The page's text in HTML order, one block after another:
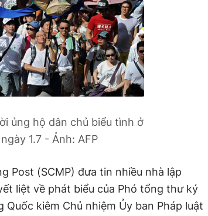
ủng hộ dân chủ biểu tình ở
1.7 - Ảnh: AFP
Post (SCMP) đưa tin nhiều nhà lập
liệt về phát biểu của Phó tổng thư ký
kiêm Chủ nhiệm Ủy ban Pháp luật